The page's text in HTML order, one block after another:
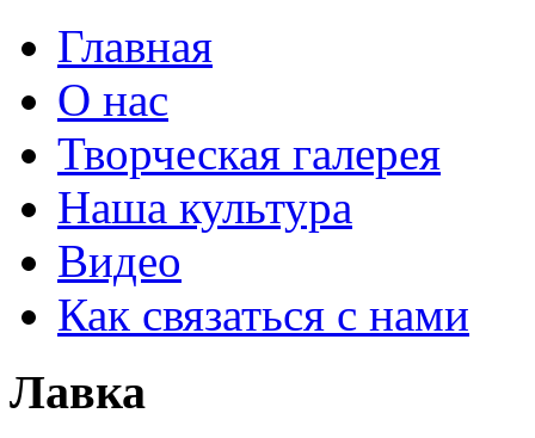
Главная
О нас
Творческая галерея
Наша культура
Видео
Как связаться с нами
Лавка